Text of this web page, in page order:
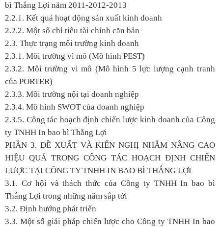
bì Thắng Lợi năm 2011-2012-2013
2.2.1. Kết quả hoạt động sản xuất kinh doanh
2.2.2. Một số chỉ tiêu tài chính căn bản
2.3. Thực trạng môi trường kinh doanh
2.3.1. Môi trường vĩ mô (Mô hình PEST)
2.3.2. Môi trường vi mô (Mô hình 5 lực lượng cạnh tranh
của PORTER)
2.3.3. Môi trường nội tại doanh nghiệp
2.3.4. Mô hình SWOT của doanh nghiệp
2.3.5. Công tác hoạch định chiến lược kinh doanh của Công
ty TNHH In bao bì Thắng Lợi
PHẦN 3. ĐỀ XUẤT VÀ KIẾN NGHỊ NHẰM NÂNG CAO
HIỆU QUẢ TRONG CÔNG TÁC HOẠCH ĐỊNH CHIẾN
LƯỢC TẠI CÔNG TY TNHH IN BAO BÌ THẮNG LỢI
3.1. Cơ hội và thách thức của Công ty TNHH In bao bì
Thắng Lợi trong những năm sắp tới
3.2. Định hướng phát triển
3.3. Một số giải pháp chiến lược cho Công ty TNHH In bao